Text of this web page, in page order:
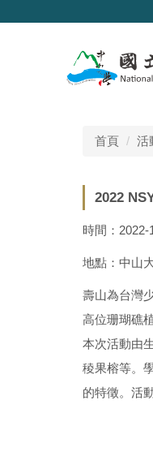
首頁 活
2022
時間：2022-
地點：中山
壽山為台灣
高位珊瑚礁
本次活動由
稜果榕等。
的特徵。活